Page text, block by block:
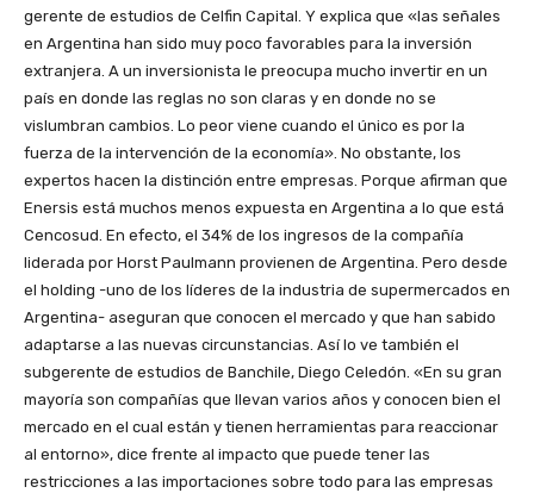
gerente de estudios de Celfin Capital. Y explica que «las señales
en Argentina han sido muy poco favorables para la inversión
extranjera. A un inversionista le preocupa mucho invertir en un
país en donde las reglas no son claras y en donde no se
vislumbran cambios. Lo peor viene cuando el único es por la
fuerza de la intervención de la economía». No obstante, los
expertos hacen la distinción entre empresas. Porque afirman que
Enersis está muchos menos expuesta en Argentina a lo que está
Cencosud. En efecto, el 34% de los ingresos de la compañía
liderada por Horst Paulmann provienen de Argentina. Pero desde
el holding -uno de los líderes de la industria de supermercados en
Argentina- aseguran que conocen el mercado y que han sabido
adaptarse a las nuevas circunstancias. Así lo ve también el
subgerente de estudios de Banchile, Diego Celedón. «En su gran
mayoría son compañías que llevan varios años y conocen bien el
mercado en el cual están y tienen herramientas para reaccionar
al entorno», dice frente al impacto que puede tener las
restricciones a las importaciones sobre todo para las empresas